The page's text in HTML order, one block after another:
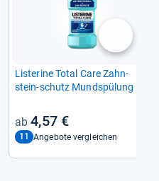
Lis­te­rine Total Care Zahn­
stein-​schutz Mund­spü­lung
4,57 €
11 Angebote vergleichen
nächste